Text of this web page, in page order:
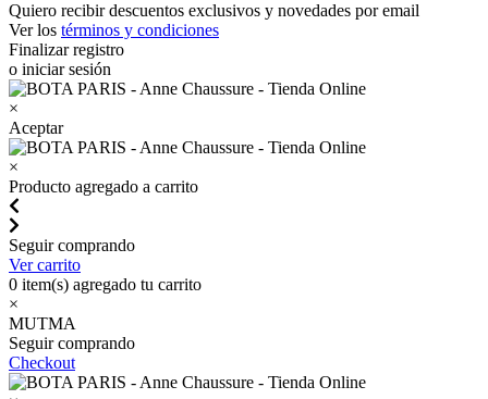
Quiero recibir descuentos exclusivos y novedades por email
Ver los términos y condiciones
Finalizar registro
o iniciar sesión
×
Aceptar
×
Producto agregado a carrito
Seguir comprando
Ver carrito
0 item(s) agregado tu carrito
×
MUTMA
Seguir comprando
Checkout